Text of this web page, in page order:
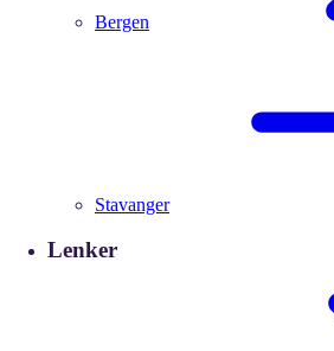
Bergen
Stavanger
Lenker